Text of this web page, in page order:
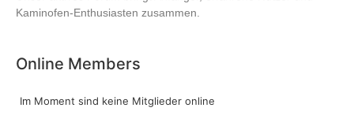
Kaminofen-Enthusiasten zusammen.
Online Members
Im Moment sind keine Mitglieder online